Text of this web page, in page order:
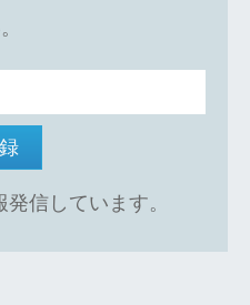
発信しています。